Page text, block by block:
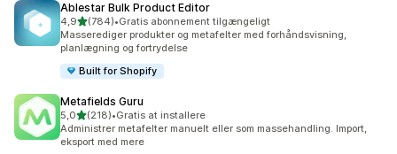
Ablestar Bulk Product Editor
4,9ud af 5 stjerner
(784)
784 anmeldelser i alt
•Gratis abonnement tilgængeligt
Masserediger produkter og metafelter med forhåndsvisning,
planlægning og fortrydelse
Built for Shopify
Metafields Guru
5,0ud af 5 stjerner
(218)
218 anmeldelser i alt
•Gratis at installere
Administrer metafelter manuelt eller som massehandling. Import,
eksport med mere